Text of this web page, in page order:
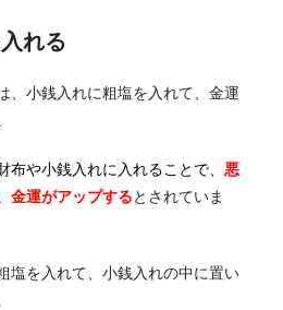
れる
、小銭入れに粗塩を入れて、金運
布や小銭入れに入れることで、 悪
金運がアップするとされていま
塩を入れて、小銭入れの中に置い